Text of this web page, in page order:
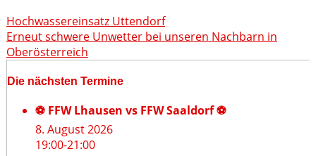
Hochwassereinsatz Uttendorf
Erneut schwere Unwetter bei unseren Nachbarn in
Oberösterreich
Die nächsten Termine
⚽ FFW Lhausen vs FFW Saaldorf ⚽
8. August 2026
19:00-21:00